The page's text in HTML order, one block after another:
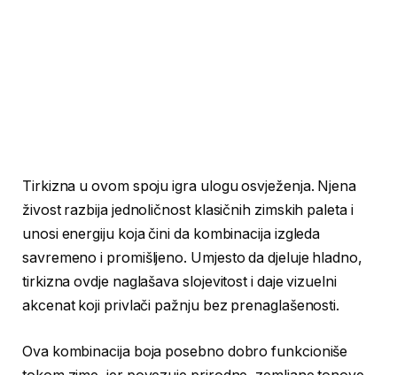
Tirkizna u ovom spoju igra ulogu osvježenja. Njena
živost razbija jednoličnost klasičnih zimskih paleta i
unosi energiju koja čini da kombinacija izgleda
savremeno i promišljeno. Umjesto da djeluje hladno,
tirkizna ovdje naglašava slojevitost i daje vizuelni
akcenat koji privlači pažnju bez prenaglašenosti.
Ova kombinacija boja posebno dobro funkcioniše